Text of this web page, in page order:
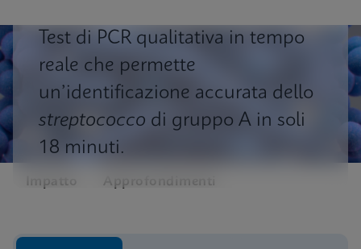
Test di PCR qualitativa in tempo
reale che permette
un’identificazione accurata dello
streptococco di gruppo A in soli
18 minuti.
Impatto Approfondimenti